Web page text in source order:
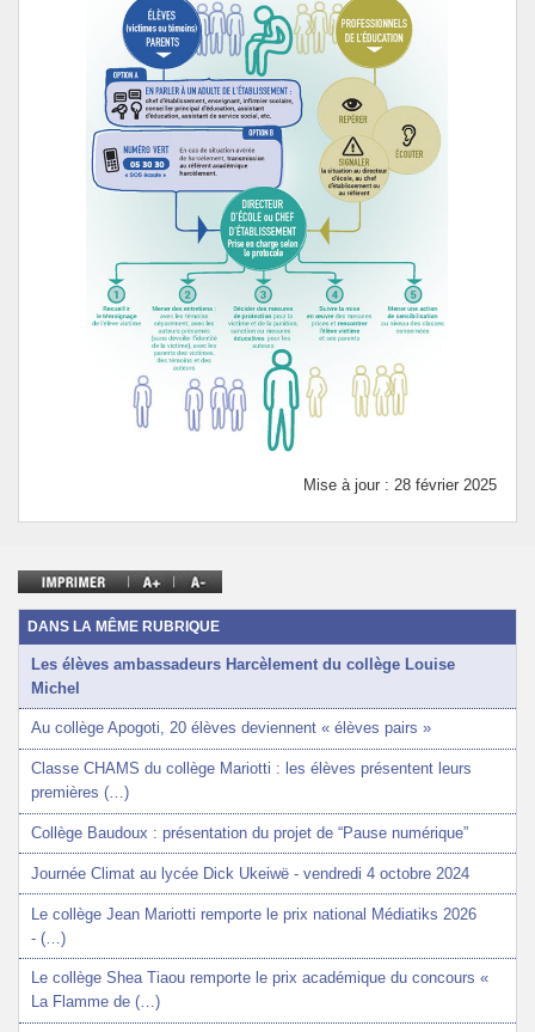
Mise à jour : 28 février 2025
DANS LA MÊME RUBRIQUE
Les élèves ambassadeurs Harcèlement du collège Louise
Michel
Au collège Apogoti, 20 élèves deviennent « élèves pairs »
Classe CHAMS du collège Mariotti : les élèves présentent leurs
premières (…)
Collège Baudoux : présentation du projet de “Pause numérique”
Journée Climat au lycée Dick Ukeiwë - vendredi 4 octobre 2024
Le collège Jean Mariotti remporte le prix national Médiatiks 2026
- (…)
Le collège Shea Tiaou remporte le prix académique du concours «
La Flamme de (…)